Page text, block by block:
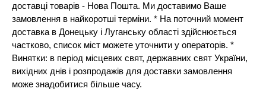
доставці товарів - Нова Пошта. Ми доставимо Ваше
замовлення в найкоротші терміни. * На поточний момент
доставка в Донецьку і Луганську області здійснюється
частково, список міст можете уточнити у операторів. *
Винятки: в період місцевих свят, державних свят України,
вихідних днів і розпродажів для доставки замовлення
може знадобитися більше часу.